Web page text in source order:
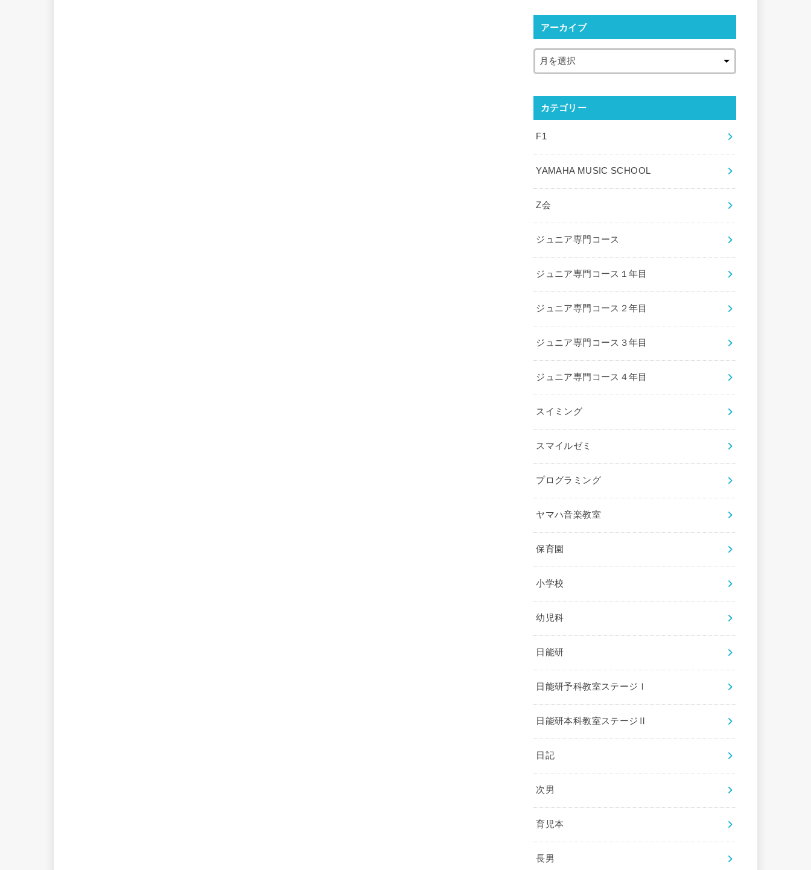
アーカイブ
カテゴリー
F1
YAMAHA MUSIC SCHOOL
Z会
ジュニア専門コース
ジュニア専門コース１年目
ジュニア専門コース２年目
ジュニア専門コース３年目
ジュニア専門コース４年目
スイミング
スマイルゼミ
プログラミング
ヤマハ音楽教室
保育園
小学校
幼児科
日能研
日能研予科教室ステージⅠ
日能研本科教室ステージⅡ
日記
次男
育児本
長男